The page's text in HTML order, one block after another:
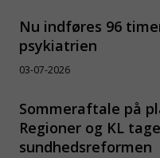
Nu indføres 96
psykiatrien
03-07-2026
Sommeraftale på
Regioner og KL
sundhedsreformen